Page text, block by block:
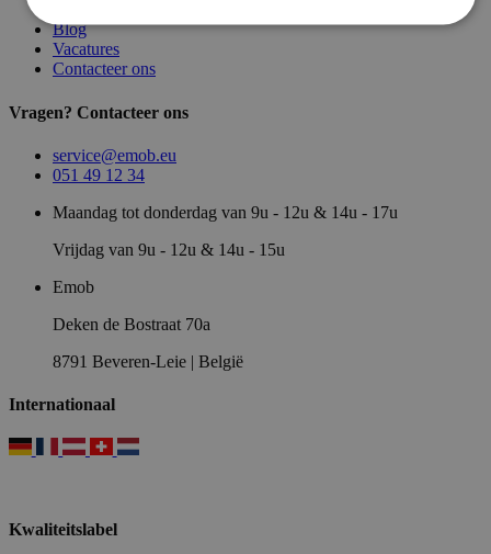
Blog
Vacatures
Contacteer ons
Vragen? Contacteer ons
service@emob.eu
051 49 12 34
Maandag tot donderdag van 9u - 12u & 14u - 17u
Vrijdag van 9u - 12u & 14u - 15u
Emob
Deken de Bostraat 70a
8791 Beveren-Leie | België
Internationaal
Kwaliteitslabel